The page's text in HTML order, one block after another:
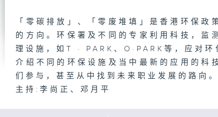
「零碳排放」、「零废堆填」是香港环保政
的方向。环保署及不同的专家利用科技，监
理设施，如T · PARK、O·PARK等，应对
介绍不同的环保设施及当中最新的应用的科
们参与，甚至从中找到未来职业发展的路向。
主持:李尚正、邓月平